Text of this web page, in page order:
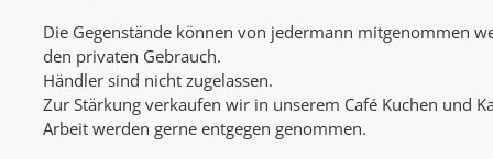
Die Gegenstände können von jedermann mitgenommen
den privaten Gebrauch.
Händler sind nicht zugelassen.
Zur Stärkung verkaufen wir in unserem Café Kuchen und
Arbeit werden gerne entgegen genommen.